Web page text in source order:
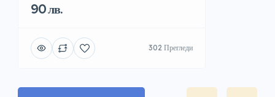
90 лв.
302 Прегледи